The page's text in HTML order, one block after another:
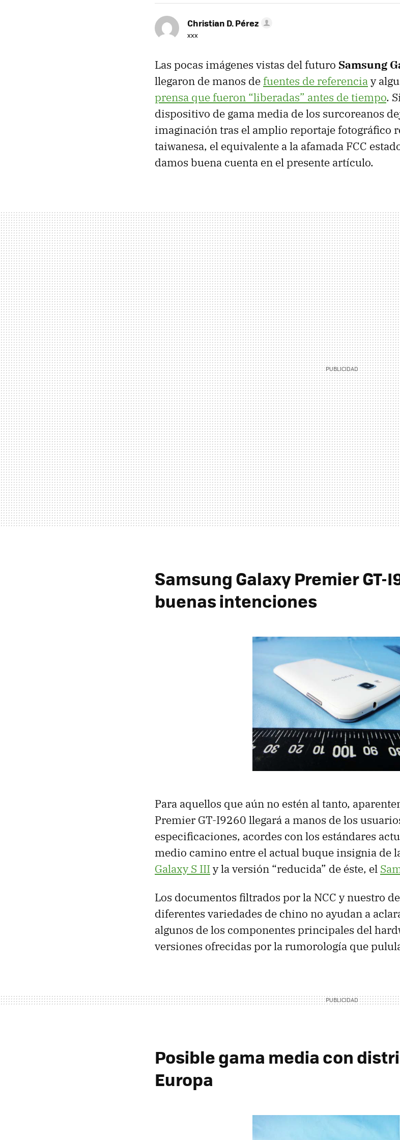
Christian D. Pérez
xxx
Las pocas imágenes vistas del futuro Samsung
llegaron de manos de fuentes de referenciay
prensa que fueron “liberadas” antes de tiempo.
dispositivo de gama media de los surcoreanos
imaginación tras el amplio reportaje fotográfico
taiwanesa, el equivalente a la afamada FCC
damos buena cuenta en el presente artículo.
Samsung Galaxy Premier GT-
buenas intenciones
Para aquellos que aún no estén al tanto,
Premier GT-I9260 llegará a manos de los
especificaciones, acordes con los estándares
medio camino entre el actual buque insignia de
Galaxy S III y la versión “reducida” de éste, el
Los documentos filtrados por la NCC y nuestro
diferentes variedades de chino no ayudan a
algunos de los componentes principales del
versiones ofrecidas por la rumorología que
Posible gama media con
Europa